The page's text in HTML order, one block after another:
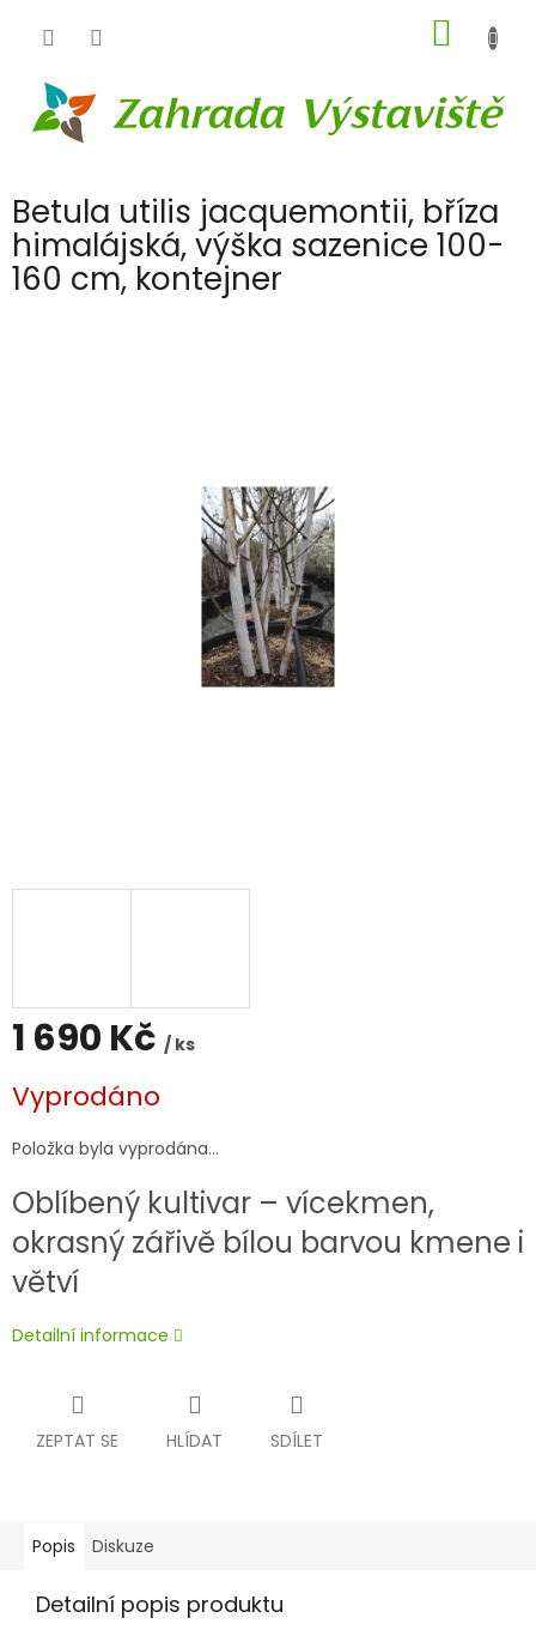
KOŠÍK
Betula utilis jacquemontii, bříza
himalájská, výška sazenice 100-
160 cm, kontejner
1 690 Kč / ks
cena:
Vyprodáno
Položka byla vyprodána…
Oblíbený kultivar – vícekmen,
okrasný zářivě bílou barvou kmene i
větví
Detailní informace
ZEPTAT SE HLÍDAT SDÍLET
Popis Diskuze
Detailní popis produktu